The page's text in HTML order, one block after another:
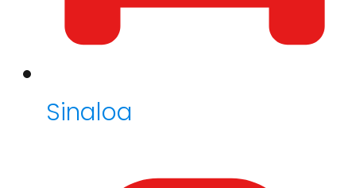
Sinaloa